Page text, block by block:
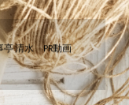
亭 清水 PR動画